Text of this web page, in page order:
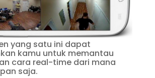
yang satu ini dapat
kamu untuk memantau
cara real-time dari mana
saja.